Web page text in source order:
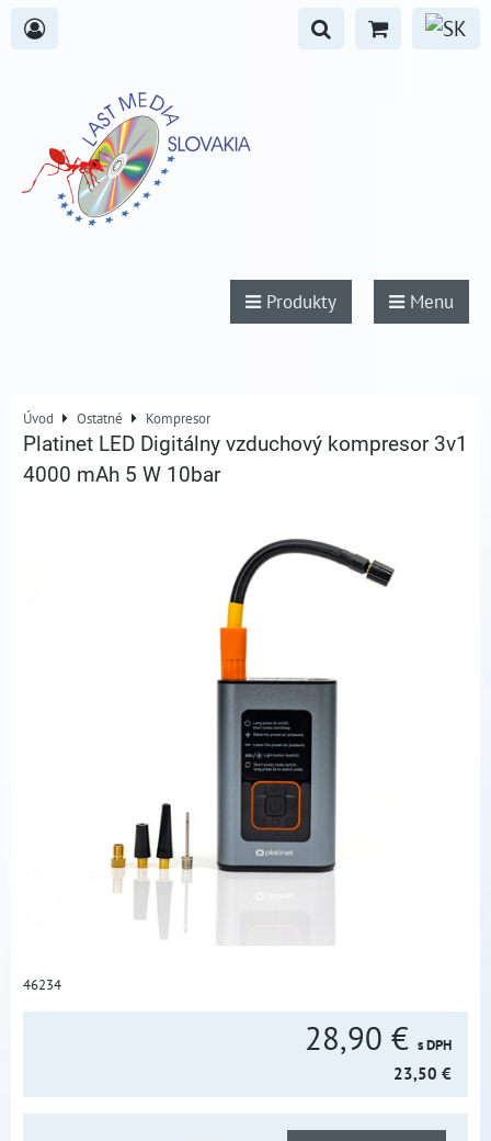
Produkty Menu
Úvod Ostatné Kompresor
Platinet LED Digitálny vzduchový kompresor 3v1
4000 mAh 5 W 10bar
46234
28,90 € s DPH
23,50 €